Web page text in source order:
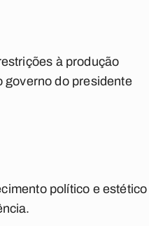
à produção
governo do presidente
político e estético